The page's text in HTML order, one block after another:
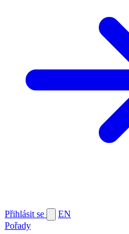
Přihlásit se
EN
Pořady